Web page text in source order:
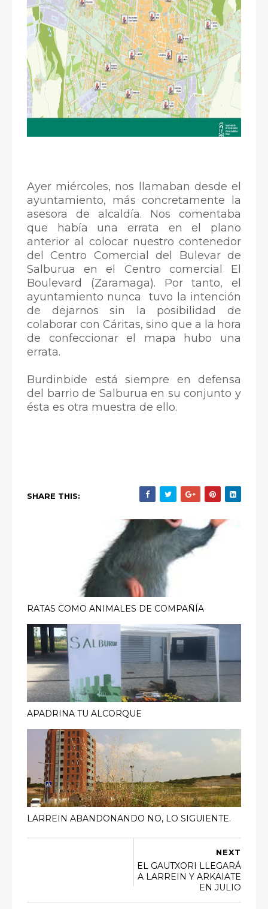
Ayer miércoles, nos llamaban desde el
ayuntamiento, más concretamente la
asesora de alcaldía. Nos comentaba
que había una errata en el plano
anterior al colocar nuestro contenedor
del Centro Comercial del Bulevar de
Salburua en el Centro comercial El
Boulevard (Zaramaga). Por tanto, el
ayuntamiento nunca tuvo la intención
de dejarnos sin la posibilidad de
colaborar con Cáritas, sino que a la hora
de confeccionar el mapa hubo una
errata.
Burdinbide está siempre en defensa
del barrio de Salburua en su conjunto y
ésta es otra muestra de ello.
SHARE THIS:
RATAS COMO ANIMALES DE COMPAÑÍA
APADRINA TU ALCORQUE
LARREIN ABANDONANDO NO, LO SIGUIENTE.
NEXT
EL GAUTXORI LLEGARÁ
A LARREIN Y ARKAIATE
EN JULIO